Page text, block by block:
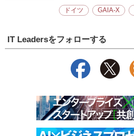
ドイツ GAIA-X
IT Leadersをフォローする